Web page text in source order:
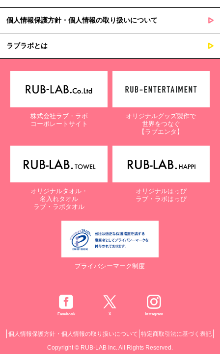
個人情報保護方針・個人情報の取り扱いについて
ラブラボとは
株式会社ラブ・ラボ
コーポレートサイト
オリジナルグッズ製作で
世界をつなぐ
【ラブエンタ】
オリジナルタオル・
名入れタオル
ラブ・ラボタオル
オリジナルはっぴ
ラブ・ラボはっぴ
プライバシーマーク制度
Facebook X Instagram
個人情報保護方針・個人情報の取り扱いについて 特定商取引法に基づく表記
Copyright © RUB-LAB Inc. All Rights Reserved.